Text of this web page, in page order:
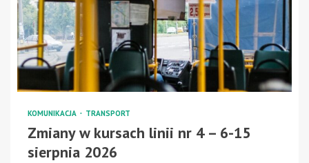
KOMUNIKACJA TRANSPORT
Zmiany w kursach linii nr 4 – 6-15
sierpnia 2026